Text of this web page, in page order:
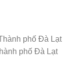
phố Đà Lạt
phố Đà Lạt